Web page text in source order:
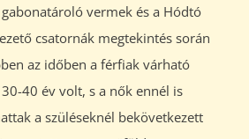
vermek és a Hódtó
csatornák megtekintés során
az időben a férfiak várható
40 év volt, s a nők ennél is
a szüléseknél bekövetkezett